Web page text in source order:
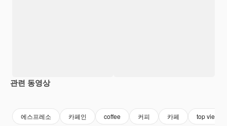
관련 동영상
에스프레소 카페인 coffee 커피 카페 top view